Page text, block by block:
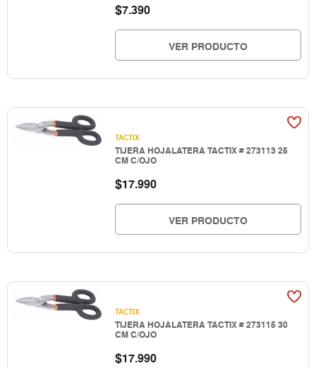
$7.390
VER PRODUCTO
TACTIX
TIJERA HOJALATERA TACTIX # 273113 25
CM C/OJO
$17.990
VER PRODUCTO
TACTIX
TIJERA HOJALATERA TACTIX # 273115 30
CM C/OJO
$17.990